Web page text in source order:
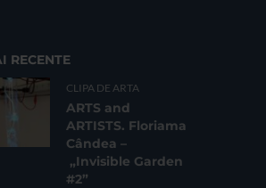
RECENTE
CLIPA DE ARTA
ARTS and
ARTISTS. Floriama
Cândea –
„Invisible Garden
#2”